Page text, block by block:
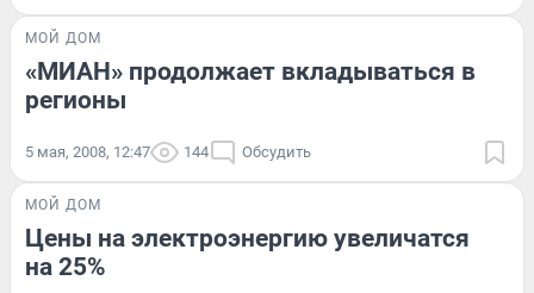
МОЙ ДОМ
«МИАН» продолжает вкладываться в
регионы
5 мая, 2008, 12:47 144 Обсудить
МОЙ ДОМ
Цены на электроэнергию увеличатся
на 25%